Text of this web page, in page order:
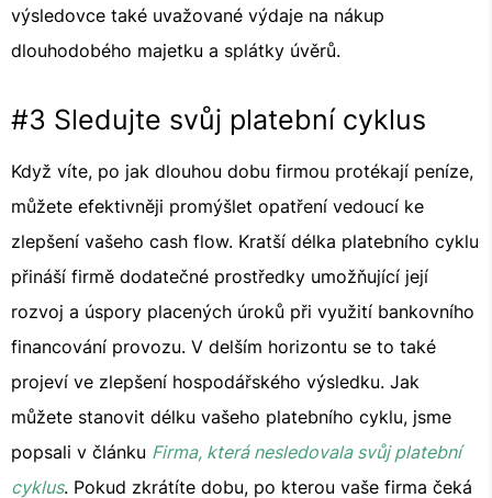
výsledovce také uvažované výdaje na nákup
dlouhodobého majetku a splátky úvěrů.
#3 Sledujte svůj platební cyklus
Když víte, po jak dlouhou dobu firmou protékají peníze,
můžete efektivněji promýšlet opatření vedoucí ke
zlepšení vašeho cash flow. Kratší délka platebního cyklu
přináší firmě dodatečné prostředky umožňující její
rozvoj a úspory placených úroků při využití bankovního
financování provozu. V delším horizontu se to také
projeví ve zlepšení hospodářského výsledku. Jak
můžete stanovit délku vašeho platebního cyklu, jsme
popsali v článku Firma, která nesledovala svůj platební
cyklus. Pokud zkrátíte dobu, po kterou vaše firma čeká